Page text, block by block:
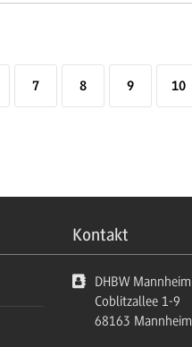
7 8 9 10
Kontakt
DHBW Mannheim
Coblitzallee 1-9
68163 Mannheim